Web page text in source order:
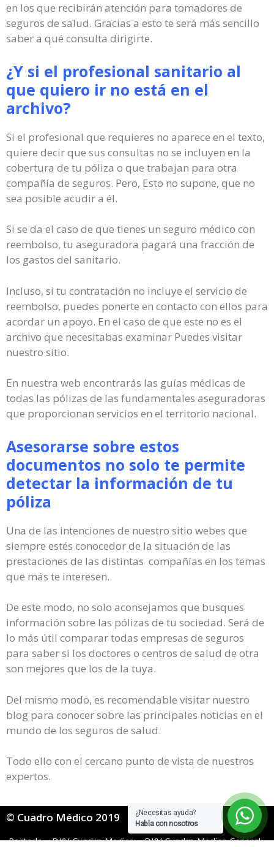
¿Necesitas ayuda?
Habla con nosotros
en los que recibirán atención para tomadores de
seguros de salud. Gracias a esto te será más sencillo
saber a qué consulta dirigirte.
¿Y si el profesional sanitario al
que quiero ir no está en el
archivo?
Si el profesional que requieres no aparece en el texto,
quiere decir que sus consultas no se incluyen en la
cobertura de tu póliza o que trabajan para otra
compañía de seguros. Pero, Esto no supone, que no
sea posible acudir a él.
Si se da el caso de que tienes un seguro médico con
reembolso, tu aseguradora pagará una fracción de
los gastos del sanitario.
Incluso, si tu contratación no incluye el servicio de
reembolso, puedes ponerte en contacto con ellos para
acordar un apoyo. En el caso de que este no es el
archivo que necesitabas examinar Puedes visitar
nuestro sitio.
En nuestra web encontrarás las guías médicas de
todas las pólizas de las fundamentales aseguradoras
que proporcionan servicios en el territorio nacional.
Asesorarse sobre estos
documentos no solo te permite
detectar la información de tu
póliza
Una de las intenciones de nuestro sitio webes que
siempre estés conocedor de la situación de las
prestaciones de las distintas compañías en los temas
que más te interesen.
De este modo, no solo aconsejamos que busques
información sobre las pólizas de tu sociedad. Será de
lo más útil comparar todas empresas de seguros
para saber si los doctores o centros de salud de otra
son mejores que los de la tuya.
Del mismo modo, es recomendable visitar nuestro
blog para conocer sobre las principales noticias en el
mundo de los seguros de salud.
Todo ello con el cercano punto de vista de nuestros
expertos.
© Cuadro Médico 2019
Portada»DKV Cuadro Medico»DKV Cuadro Medico General»